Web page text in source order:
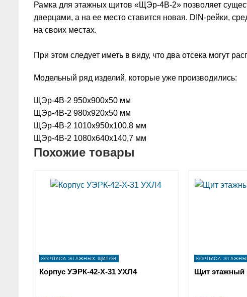
Рамка для этажных щитов «ЩЭр-4В-2» позволяет
дверцами, а на ее место ставится новая. DIN-рейки,
на своих местах.
При этом следует иметь в виду, что два отсека могут
Модельный ряд изделий, которые уже производились:
ЩЭр-4В-2 950х900х50 мм
ЩЭр-4В-2 980х920х50 мм
ЩЭр-4В-2 1010х950х100,8 мм
ЩЭр-4В-2 1080х640х140,7 мм
Похожие товары
КОРПУСА ЭТАЖНЫХ ЩИТОВ
Корпус УЭРК-42-Х-31 УХЛ4
КОРПУСА
Щит этажный